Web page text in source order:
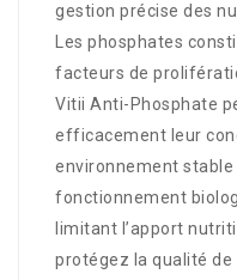
gestion précise des
Les phosphates
facteurs de
Vitii Anti-Phosphate
efficacement leur
environnement
fonctionnement
limitant l’apport
protégez la qualité de